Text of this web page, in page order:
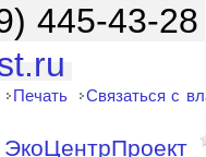
445-43-28
Печать Связаться с
ЭкоЦентрПроект